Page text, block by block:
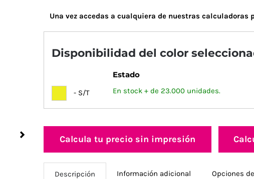
Una vez accedas a cualquiera de nuestras
Disponibilidad del color
Estado
- S/T En stock + de 23.000 unidades.
Calcula tu precio sin impresión
Descripción Información adicional Opciones